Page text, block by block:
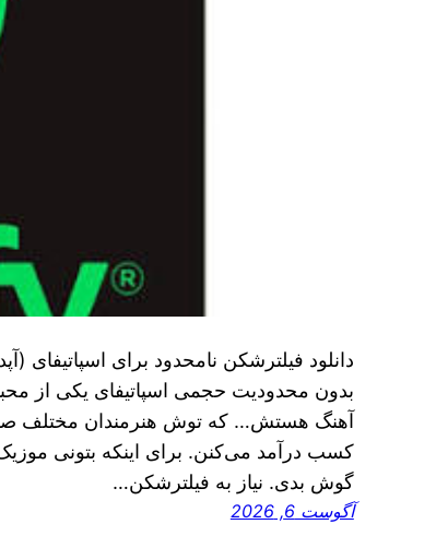
بدون محدودیت حجمی اسپاتیفای یکی از
آهنگ هستش… که توش هنرمندان مختلف
کسب درآمد می‌کنن. برای اینکه بتونی
گوش بدی. نیاز به فیلترشکن…
آگوست 6, 2026